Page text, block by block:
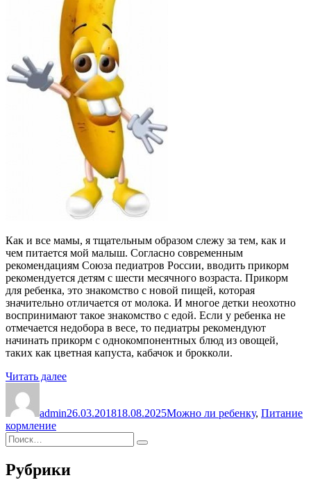
Как и все мамы, я тщательным образом слежу за тем, как и
чем питается мой малыш. Согласно современным
рекомендациям Союза педиатров России, вводить прикорм
рекомендуется детям с шести месячного возраста. Прикорм
для ребенка, это знакомство с новой пищей, которая
значительно отличается от молока. И многое детки неохотно
воспринимают такое знакомство с едой. Если у ребенка не
отмечается недобора в весе, то педиатры рекомендуют
начинать прикорм с однокомпонентных блюд из овощей,
таких как цветная капуста, кабачок и брокколи.
Читать далее«В
можно
банан»
admin26.03.201818.08.2025Можно ли ребенку, Питание
кормление
Искать:
Поиск
Рубрики